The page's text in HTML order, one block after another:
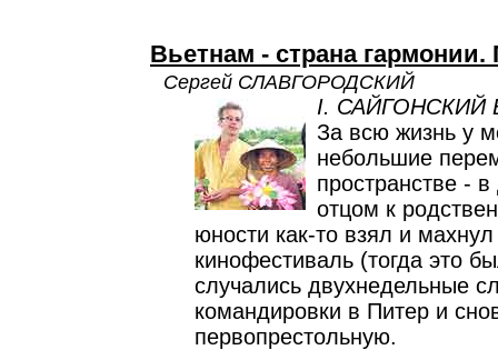
Вьетнам - страна
Сергей СЛАВГОРОДСКИЙ
I. САЙГОНСКИЙ
За всю жизнь у
небольшие
пространстве -
отцом к
юности как-то взял и
кинофестиваль (тогда это
случались двухнедельные
командировки в Питер и
первопрестольную.